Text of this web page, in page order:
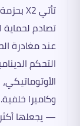
تأتي X2 بحزمة سلامة شاملة:
تصادم لحماية
عند مغادرة
— يجعلها